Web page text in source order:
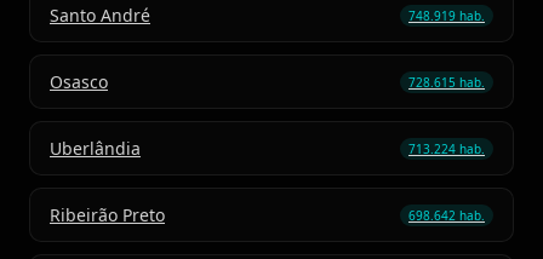
Santo André 748.919 hab.
Osasco 728.615 hab.
Uberlândia 713.224 hab.
Ribeirão Preto 698.642 hab.